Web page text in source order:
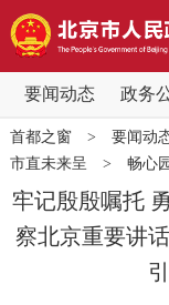
要闻动态 政务
要闻动态
党中央精神
北京要闻
首都之窗> 要闻动
市直未来呈 > 畅心园
牢记殷殷嘱托
察北京重要讲